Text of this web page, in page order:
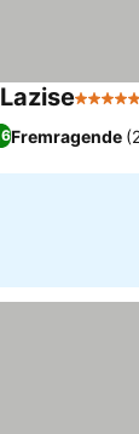
5
Fremragende